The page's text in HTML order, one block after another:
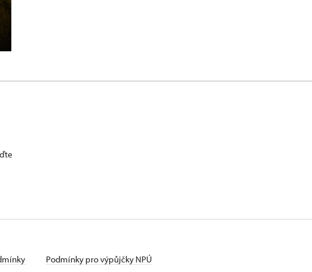
Podmínky pro výpůjčky NPÚ